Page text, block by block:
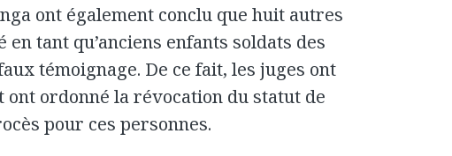
ont également conclu que huit autres
tant qu’anciens enfants soldats des
témoignage. De ce fait, les juges ont
ordonné la révocation du statut de
pour ces personnes.